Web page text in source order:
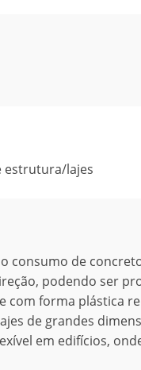
estrutura/lajes
consumo de
podendo ser
com forma plástica
de grandes
em edifícios,